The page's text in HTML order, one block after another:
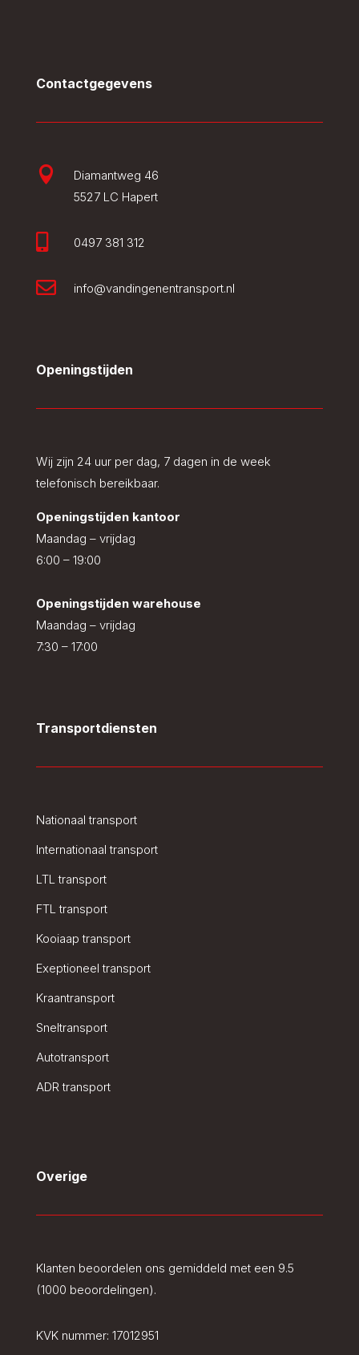
Contactgegevens

Diamantweg 46
5527 LC Hapert
 0497 381 312
 info@vandingenentransport.nl
Openingstijden
Wij zijn 24 uur per dag, 7 dagen in de week
telefonisch bereikbaar.
Openingstijden kantoor
Maandag – vrijdag
6:00 – 19:00
Openingstijden warehouse
Maandag – vrijdag
7:30 – 17:00
Transportdiensten
Nationaal transport
Internationaal transport
LTL transport
FTL transport
Kooiaap transport
Exeptioneel transport
Kraantransport
Sneltransport
Autotransport
ADR transport
Overige
Klanten beoordelen ons gemiddeld met een 9.5
(1000 beoordelingen).
KVK nummer: 17012951